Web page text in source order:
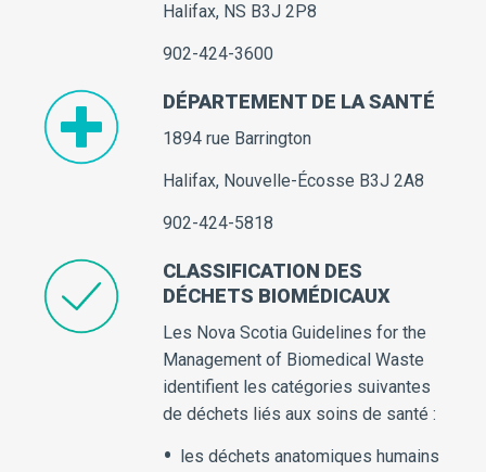
Halifax, NS B3J 2P8
902-424-3600
DÉPARTEMENT DE LA SANTÉ
1894 rue Barrington
Halifax, Nouvelle-Écosse B3J 2A8
902-424-5818
CLASSIFICATION DES
DÉCHETS BIOMÉDICAUX
Les Nova Scotia Guidelines for the
Management of Biomedical Waste
identifient les catégories suivantes
de déchets liés aux soins de santé :
les déchets anatomiques humains